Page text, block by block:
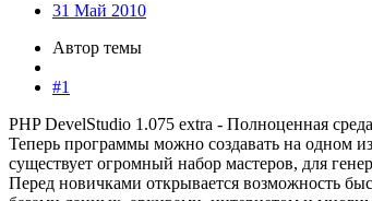
31 Май 2010
Автор темы
#1
PHP DevelStudio 1.075 extra - Полноценная
Теперь программы можно создавать на одном
существует огромный набор мастеров, для
Перед новичками открывается возможность